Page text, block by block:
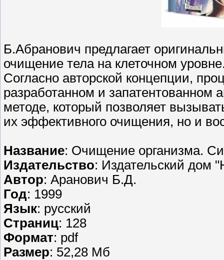
Б.Абранович предлагает
очищение тела на клеточном
Согласно авторской концепции,
разработанном и
методе, который позволяет
их эффективного очищения, но и
Название: Очищение организма.
Издательство: Издательский дом
Автор: Аранович Б.Д.
Год: 1999
Язык: русский
Страниц: 128
Формат: pdf
Размер: 52,28 Мб